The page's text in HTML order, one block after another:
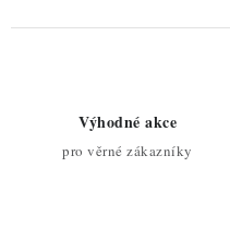
Výhodné akce
pro věrné zákazníky